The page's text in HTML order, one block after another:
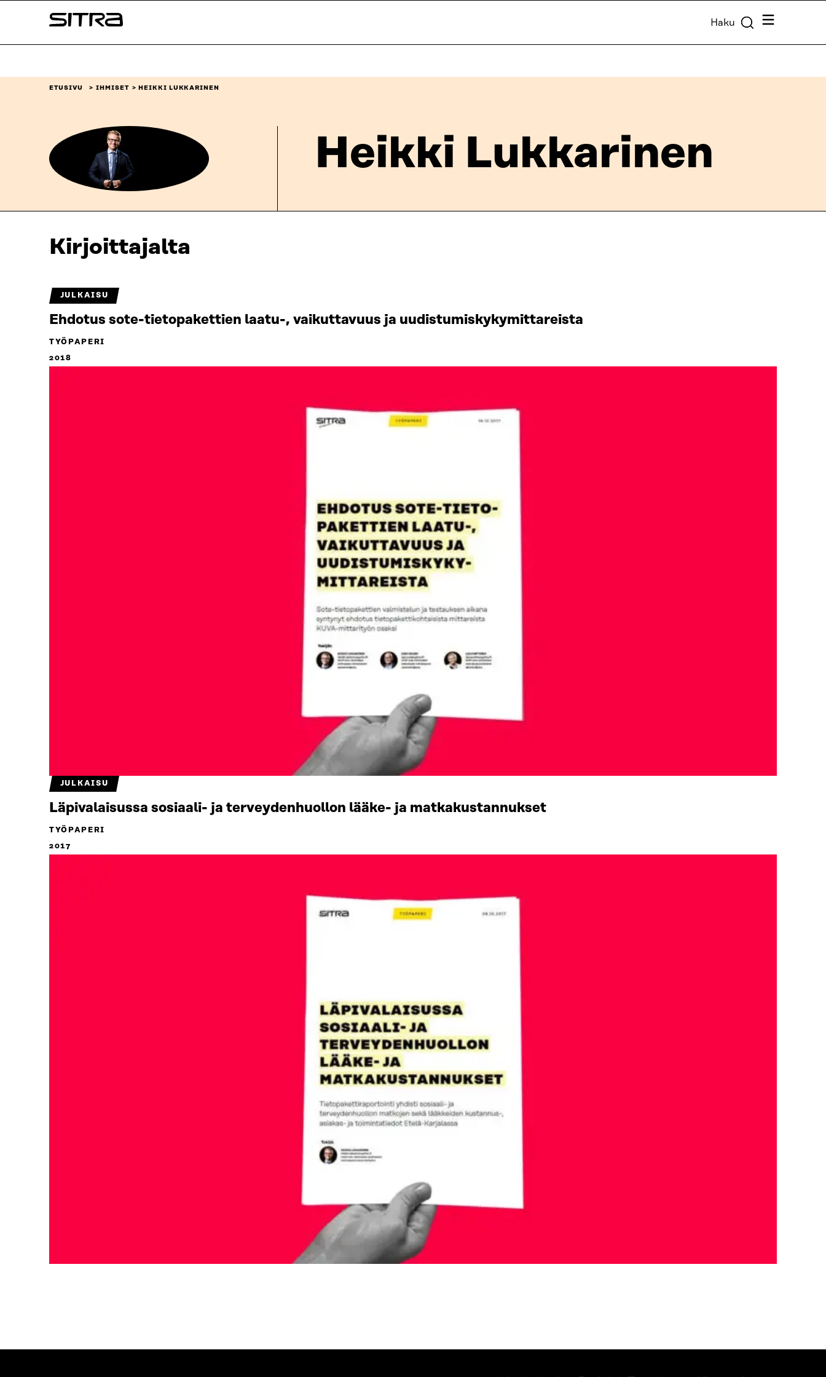
sisältöön
Sitra Haku Valikko
ETUSIVU IHMISET HEIKKI LUKKARINEN
Heikki Lukkarinen
Kirjoittajalta
JULKAISU
Ehdotus sote-tietopakettien laatu-, vaikuttavuus ja uudistumiskykymittareista
TYÖPAPERI
2018
JULKAISU
Läpivalaisussa sosiaali- ja terveydenhuollon lääke- ja matkakustannukset
TYÖPAPERI
2017